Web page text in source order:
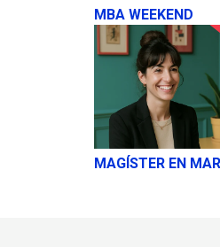
MBA WEEKEND
MAGÍSTER EN